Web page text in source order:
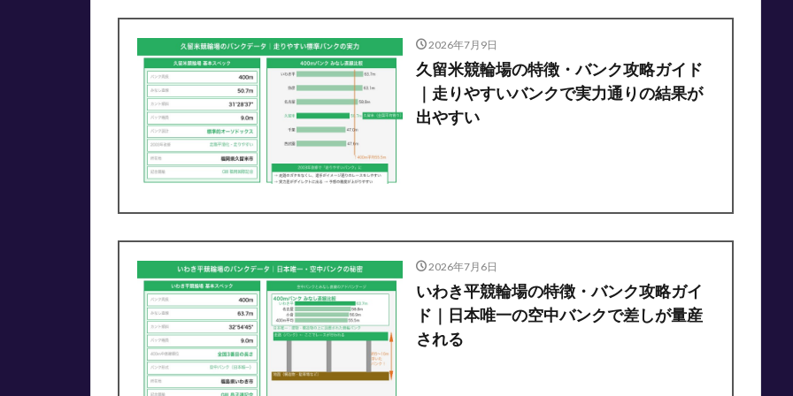
2026年7月9日
久留米競輪場の特徴・バンク攻略ガイド
｜走りやすいバンクで実力通りの結果が
出やすい
2026年7月6日
いわき平競輪場の特徴・バンク攻略ガイ
ド｜日本唯一の空中バンクで差しが量産
される